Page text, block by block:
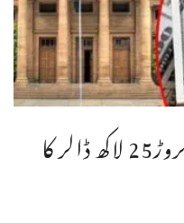
ملکی زر مبادلہ ذخائر میں 3 کروڑ25 لاکھ ڈالر کا